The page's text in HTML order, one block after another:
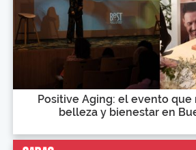
Positive Aging: el evento que
belleza y bienestar en